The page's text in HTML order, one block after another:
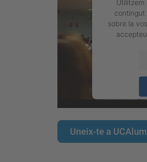
contingut
sobre la
Uneix-te a